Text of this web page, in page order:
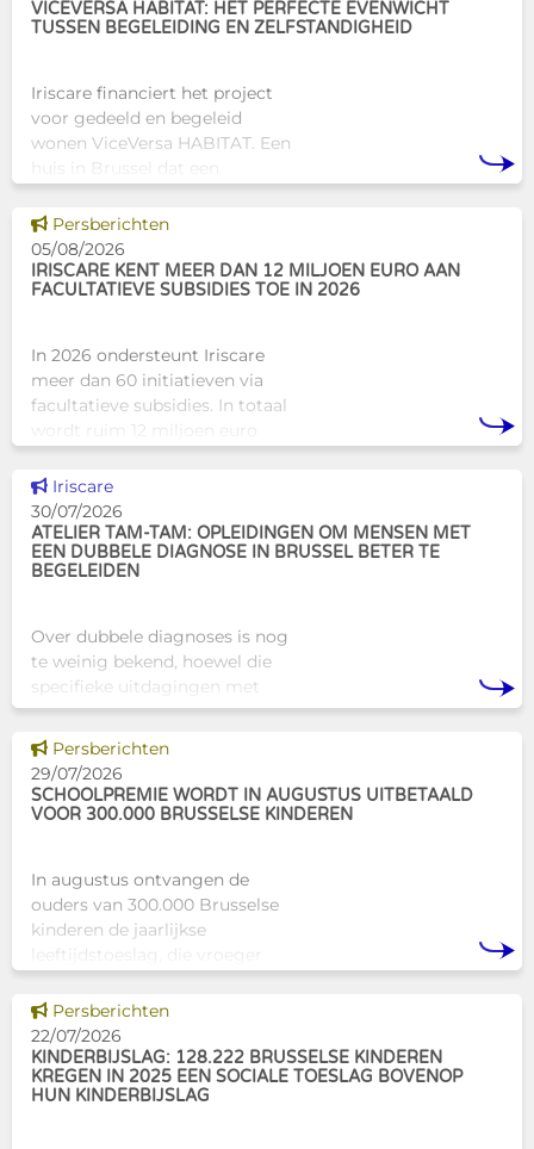
VICEVERSA HABITAT: HET PERFECTE EVENWICHT
TUSSEN BEGELEIDING EN ZELFSTANDIGHEID
Iriscare financiert het project
voor gedeeld en begeleid
wonen ViceVersa HABITAT. Een
huis in Brussel dat een
alternatief biedt voor de
traditionele
huisvestingsstructuren v
Dit nieuws tonen
Persberichten
05/08/2026
IRISCARE KENT MEER DAN 12 MILJOEN EURO AAN
FACULTATIEVE SUBSIDIES TOE IN 2026
In 2026 ondersteunt Iriscare
meer dan 60 initiatieven via
facultatieve subsidies. In totaal
wordt ruim 12 miljoen euro
Brusselse actoren die actief
zijn op het vlak van gezondhe
Dit nieuws tonen
Iriscare
30/07/2026
ATELIER TAM-TAM: OPLEIDINGEN OM MENSEN MET
EEN DUBBELE DIAGNOSE IN BRUSSEL BETER TE
BEGELEIDEN
Over dubbele diagnoses is nog
te weinig bekend, hoewel die
specifieke uitdagingen met
zich meebrengen voor zowel
professionals als naasten. In
Brussel biedt Atelier Tam-Tam
een concrete oplossing in
Dit nieuws tonen
Persberichten
29/07/2026
SCHOOLPREMIE WORDT IN AUGUSTUS UITBETAALD
VOOR 300.000 BRUSSELSE KINDEREN
In augustus ontvangen de
ouders van 300.000 Brusselse
kinderen de jaarlijkse
leeftijdstoeslag, die vroeger
schoolpremie. Deze financiële
ondersteuning helpt gezinnen
om de kosten
Dit nieuws tonen
Persberichten
22/07/2026
KINDERBIJSLAG: 128.222 BRUSSELSE KINDEREN
KREGEN IN 2025 EEN SOCIALE TOESLAG BOVENOP
HUN KINDERBIJSLAG